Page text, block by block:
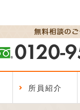
所員紹介